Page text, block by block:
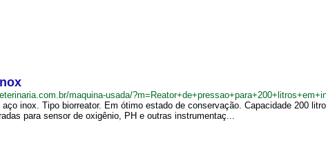
maquina-usada/
aço inox. Tipo biorreator. Em ótimo estado de conservação. Capacidade 200
para sensor de oxigênio, PH e outras instrumentaç...